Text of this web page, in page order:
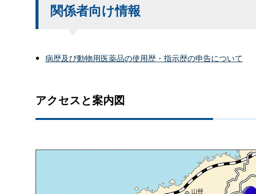
関係者向け情報
病歴及び動物用医薬品の使用歴・指示歴の申告について
アクセスと案内図